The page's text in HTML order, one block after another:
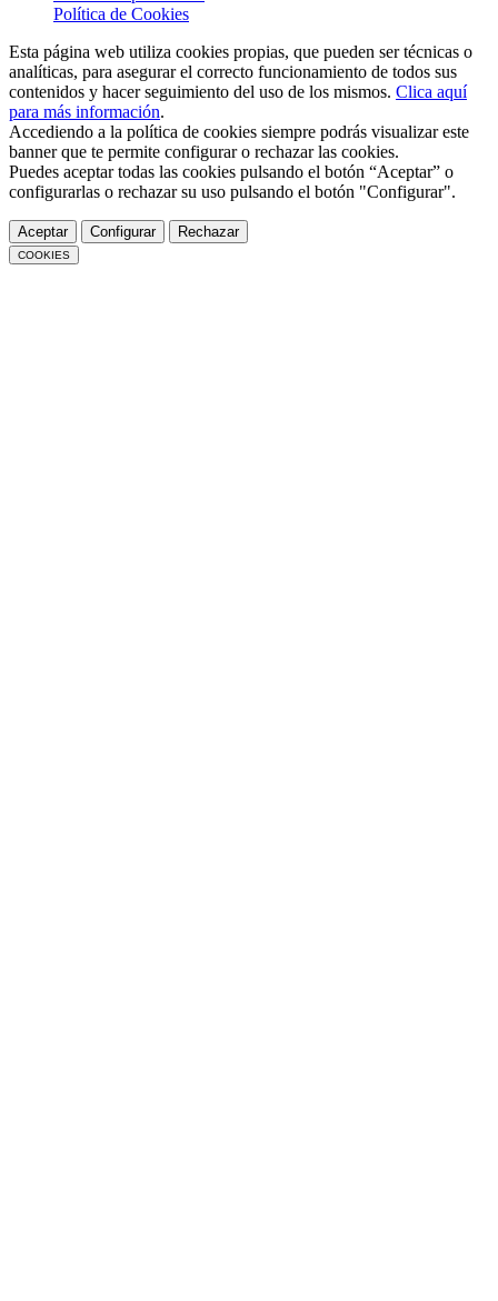
Política de Cookies
Esta página web utiliza cookies propias, que pueden ser técnicas o
analíticas, para asegurar el correcto funcionamiento de todos sus
contenidos y hacer seguimiento del uso de los mismos. Clica aquí
para más información.
Accediendo a la política de cookies siempre podrás visualizar este
banner que te permite configurar o rechazar las cookies.
Puedes aceptar todas las cookies pulsando el botón “Aceptar” o
configurarlas o rechazar su uso pulsando el botón "Configurar".
Aceptar Configurar Rechazar
COOKIES